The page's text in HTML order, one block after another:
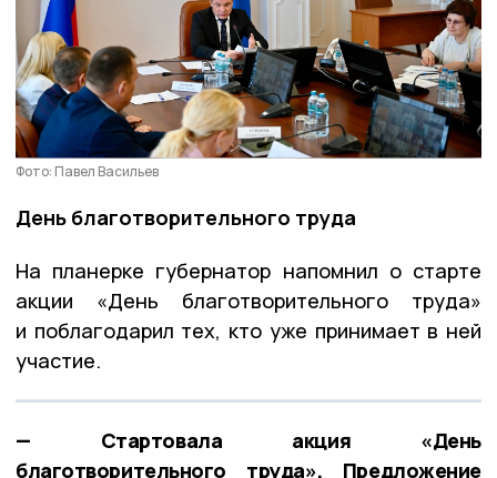
Фото: Павел Васильев
День благотворительного труда
На планерке губернатор напомнил о старте
акции «День благотворительного труда»
и поблагодарил тех, кто уже принимает в ней
участие.
— Стартовала акция «День
благотворительного труда». Предложение